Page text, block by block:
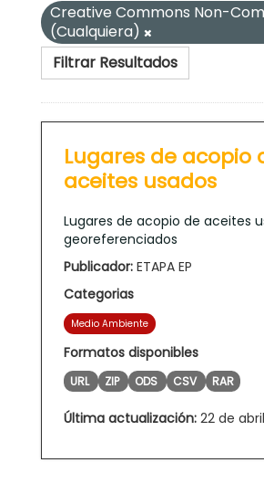
Creative Commons Non-
(Cualquiera)
Filtrar Resultados
Lugares de acopio
aceites usados
Lugares de acopio de aceites
georeferenciados
Publicador: ETAPA EP
Categorias
Medio Ambiente
Formatos disponibles
URL ZIP ODS CSV RAR
Última actualización: 22 de